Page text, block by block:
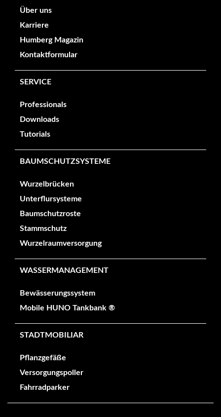
Über uns
Karriere
Humberg Magazin
Kontaktformular
SERVICE
Professionals
Downloads
Tutorials
BAUMSCHUTZSYSTEME
Wurzelbrücken
Unterflursysteme
Baumschutzroste
Stammschutz
Wurzelraumversorgung
WASSERMANAGEMENT
Bewässerungssystem
Mobile HUNO Tankbank ®
STADTMOBILIAR
Pflanzgefäße
Versorgungspoller
Fahrradparker